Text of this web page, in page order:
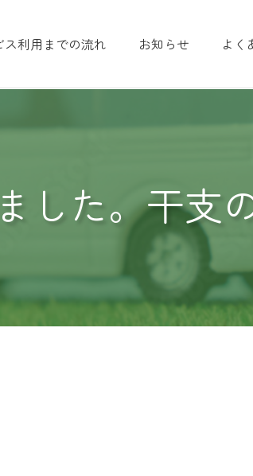
ス利用までの流れ お知らせ よく
した。干支